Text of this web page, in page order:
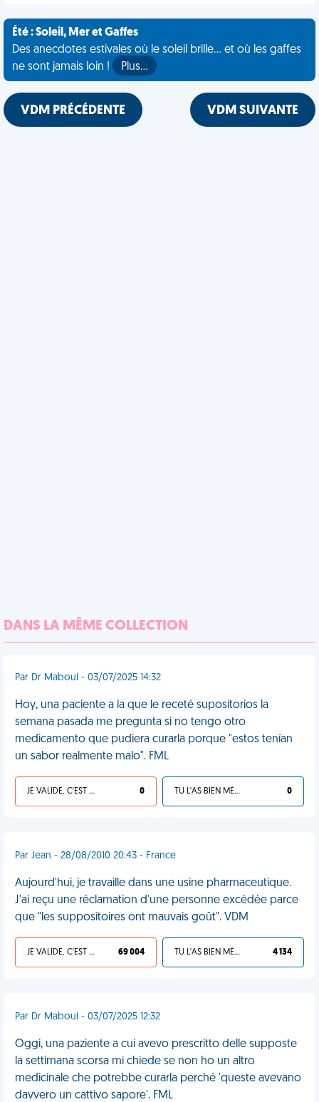
Été : Soleil, Mer et Gaffes
Des anecdotes estivales où le soleil brille... et où les gaffes
ne sont jamais loin !
Plus…
VDM PRÉCÉDENTE VDM SUIVANTE
DANS LA MÊME COLLECTION
Par Dr Maboul - 03/07/2025 14:32
Hoy, una paciente a la que le receté supositorios la
semana pasada me pregunta si no tengo otro
medicamento que pudiera curarla porque "estos tenían
un sabor realmente malo". FML
JE VALIDE, C'EST UNE VDM 0 TU L'AS BIEN MÉRITÉ 0
Par Jean - 28/08/2010 20:43 - France
Aujourd'hui, je travaille dans une usine pharmaceutique.
J'ai reçu une réclamation d'une personne excédée parce
que "les suppositoires ont mauvais goût". VDM
JE VALIDE, C'EST UNE VDM 69 004 TU L'AS BIEN MÉRITÉ 4 134
Par Dr Maboul - 03/07/2025 12:32
Oggi, una paziente a cui avevo prescritto delle supposte
la settimana scorsa mi chiede se non ho un altro
medicinale che potrebbe curarla perché 'queste avevano
davvero un cattivo sapore'. FML